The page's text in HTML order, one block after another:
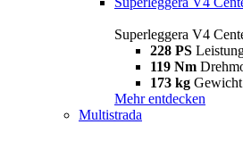
Superleggera V4
228 PS
119 Nm
173 kg
Mehr entdecken
Multistrada